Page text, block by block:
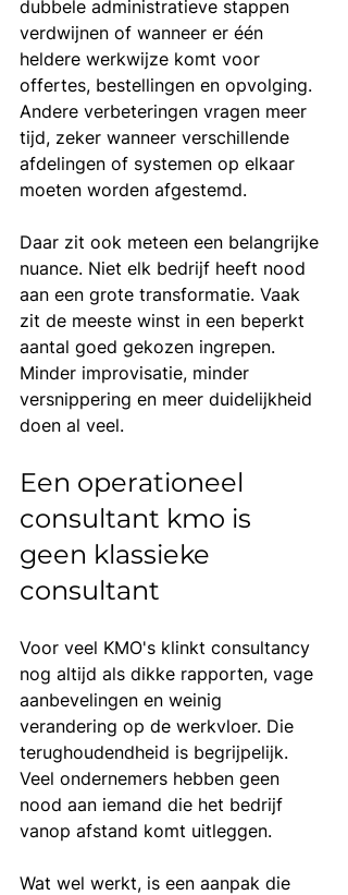
dubbele administratieve stappen
verdwijnen of wanneer er één
heldere werkwijze komt voor
offertes, bestellingen en opvolging.
Andere verbeteringen vragen meer
tijd, zeker wanneer verschillende
afdelingen of systemen op elkaar
moeten worden afgestemd.
Daar zit ook meteen een belangrijke
nuance. Niet elk bedrijf heeft nood
aan een grote transformatie. Vaak
zit de meeste winst in een beperkt
aantal goed gekozen ingrepen.
Minder improvisatie, minder
versnippering en meer duidelijkheid
doen al veel.
Een operationeel
consultant kmo is
geen klassieke
consultant
Voor veel KMO's klinkt consultancy
nog altijd als dikke rapporten, vage
aanbevelingen en weinig
verandering op de werkvloer. Die
terughoudendheid is begrijpelijk.
Veel ondernemers hebben geen
nood aan iemand die het bedrijf
vanop afstand komt uitleggen.
Wat wel werkt, is een aanpak die